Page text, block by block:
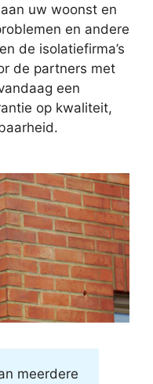
uw woonst en
en andere
de isolatiefirma’s
de partners met
een
op kwaliteit,
meerdere